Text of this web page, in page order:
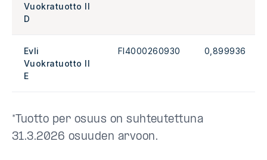
Vuokratuotto II
D
Evli
Vuokratuotto II
E
FI4000260930 0,899936
*Tuotto per osuus on suhteutettuna
31.3.2026 osuuden arvoon.